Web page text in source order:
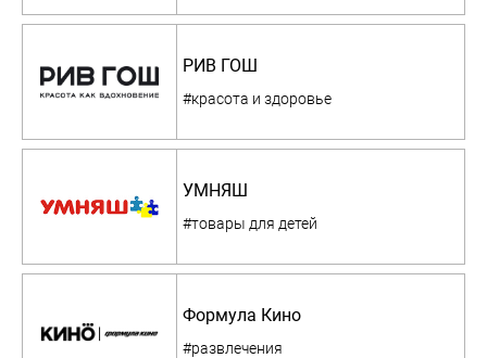
РИВ ГОШ
#красота и здоровье
УМНЯШ
#товары для детей
Формула Кино
#развлечения